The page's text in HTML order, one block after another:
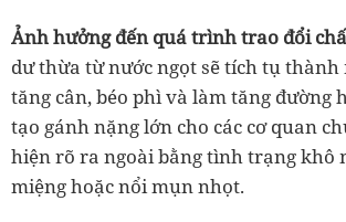
Ảnh hưởng đến quá trình trao đổi
dư thừa từ nước ngọt sẽ tích tụ thành
tăng cân, béo phì và làm tăng đường
tạo gánh nặng lớn cho các cơ quan
hiện rõ ra ngoài bằng tình trạng khô
miệng hoặc nổi mụn nhọt.